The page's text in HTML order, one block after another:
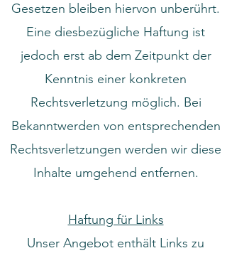
Gesetzen bleiben hiervon unberührt.
Eine diesbezügliche Haftung ist
jedoch erst ab dem Zeitpunkt der
Kenntnis einer konkreten
Rechtsverletzung möglich. Bei
Bekanntwerden von entsprechenden
Rechtsverletzungen werden wir diese
Inhalte umgehend entfernen.
Haftung für Links
Unser Angebot enthält Links zu